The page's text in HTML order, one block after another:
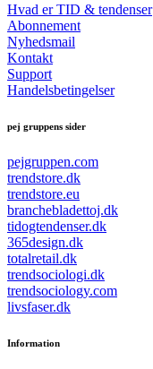
Hvad er TID & tendenser
Abonnement
Nyhedsmail
Kontakt
Support
Handelsbetingelser
pej gruppens sider
pejgruppen.com
trendstore.dk
trendstore.eu
branchebladettoj.dk
tidogtendenser.dk
365design.dk
totalretail.dk
trendsociologi.dk
trendsociology.com
livsfaser.dk
Information